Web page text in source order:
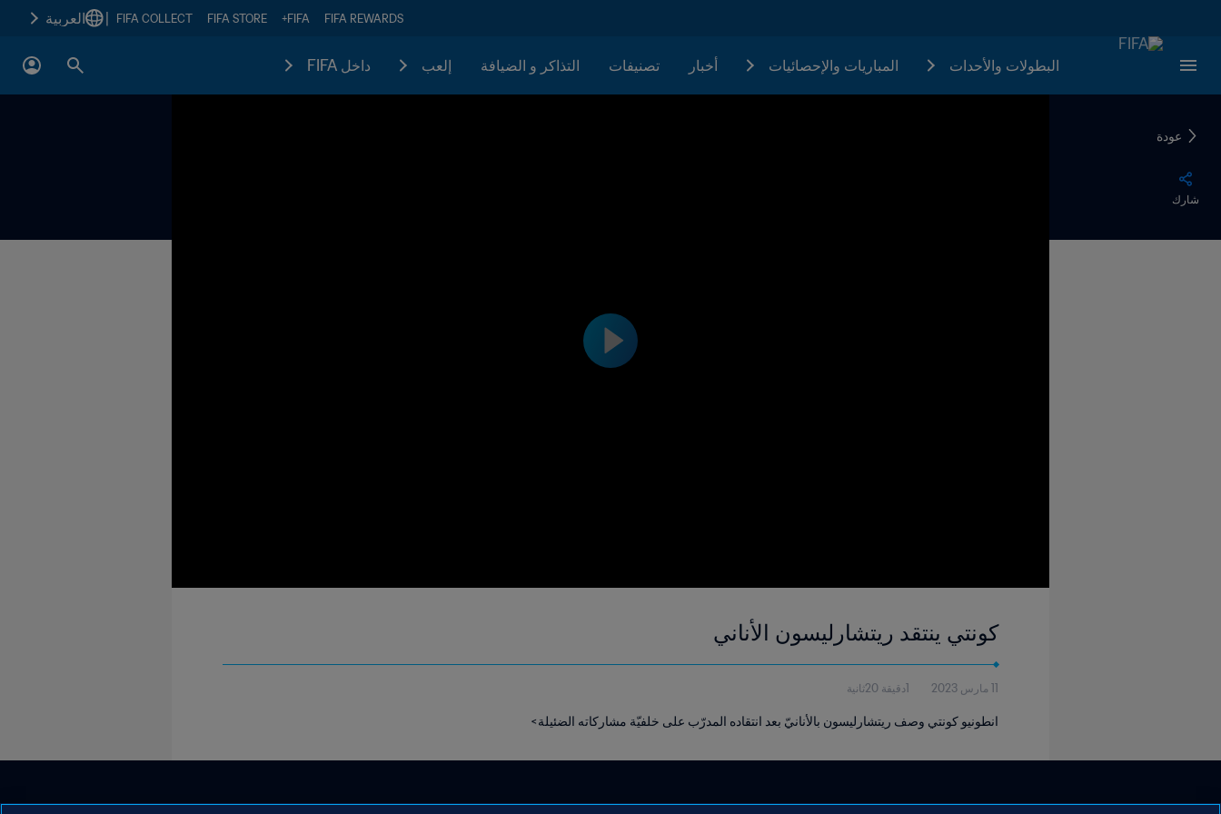
FIFA REWARDS
FIFA+
FIFA STORE
FIFA COLLECT العربية
البطولات والأحدات المباريات والإحصائيات أخبار تصنيفات التذاكر و الضيافة إلعب داخل FIFA
عودة
شارك
كونتي ينتقد ريتشارليسون الأناني
11 مارس 2023 1دقيقة 20ثانية
انطونيو كونتي وصف ريتشارليسون بالأنانيّ بعد انتقاده المدرّب على خلفيّة مشاركاته الضئيلة>